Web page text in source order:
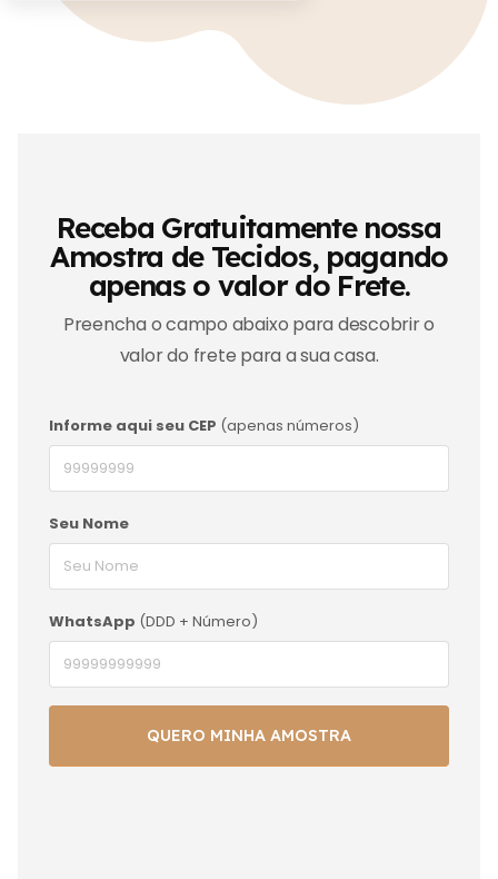
Receba Gratuitamente nossa
Amostra de Tecidos, pagando
apenas o valor do Frete.
Preencha o campo abaixo para descobrir o
valor do frete para a sua casa.
Informe aqui seu CEP (apenas números)
Seu Nome
WhatsApp (DDD + Número)